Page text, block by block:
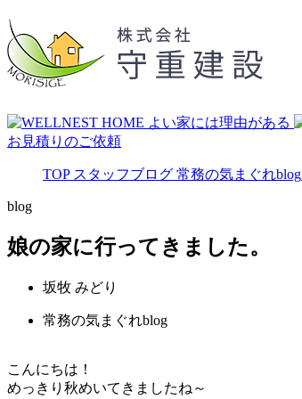
お見積りのご依頼
TOP スタッフブログ 常務の気まぐれblog
blog
娘の家に行ってきました。
坂牧 みどり
常務の気まぐれblog
こんにちは！
めっきり秋めいてきましたね～